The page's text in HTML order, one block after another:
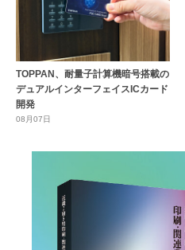
TOPPAN、耐量子計算機暗号搭載の
デュアルインターフェイスICカード
開発
08月07日